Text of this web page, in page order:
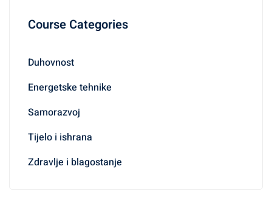
Course Categories
Duhovnost
Energetske tehnike
Samorazvoj
Tijelo i ishrana
Zdravlje i blagostanje